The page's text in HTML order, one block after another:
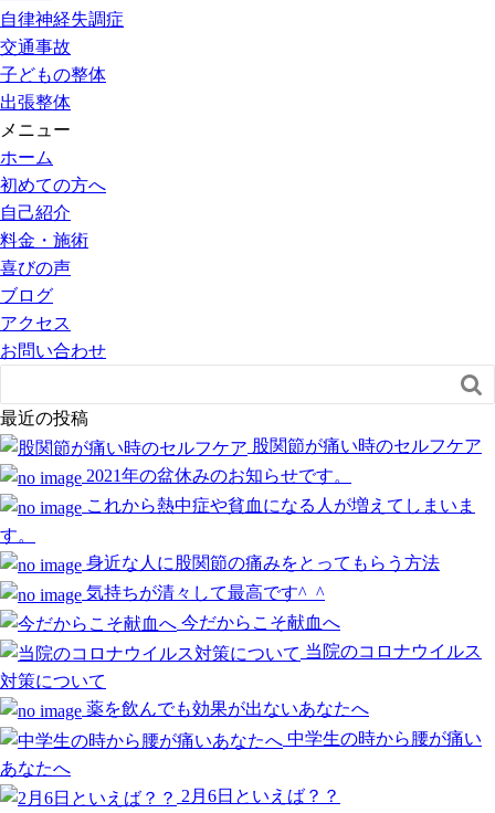
自律神経失調症
交通事故
子どもの整体
出張整体
メニュー
ホーム
初めての方へ
自己紹介
料金・施術
喜びの声
ブログ
アクセス
お問い合わせ

最近の投稿
股関節が痛い時のセルフケア
2021年の盆休みのお知らせです。
これから熱中症や貧血になる人が増えてしまいま
す。
身近な人に股関節の痛みをとってもらう方法
気持ちが清々して最高です^_^
今だからこそ献血へ
当院のコロナウイルス
対策について
薬を飲んでも効果が出ないあなたへ
中学生の時から腰が痛い
あなたへ
2月6日といえば？？